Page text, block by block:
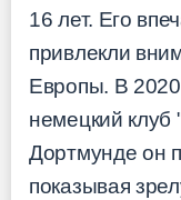
16 лет. Его
привлекли
Европы. В
немецкий
Дортмунде он
показывая